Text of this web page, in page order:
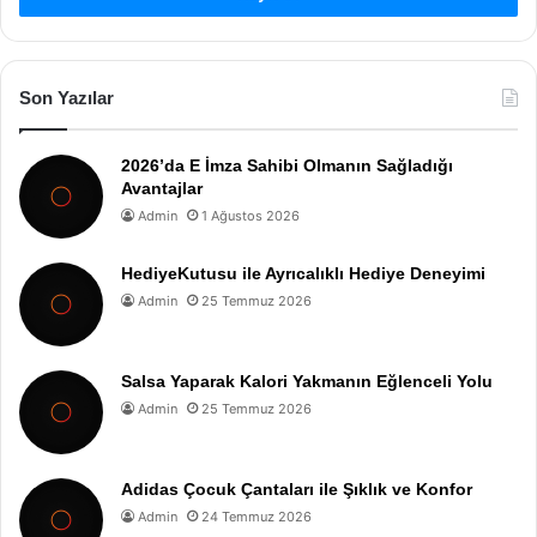
Son Yazılar
2026’da E İmza Sahibi Olmanın Sağladığı
Avantajlar
Admin 1 Ağustos 2026
HediyeKutusu ile Ayrıcalıklı Hediye Deneyimi
Admin 25 Temmuz 2026
Salsa Yaparak Kalori Yakmanın Eğlenceli Yolu
Admin 25 Temmuz 2026
Adidas Çocuk Çantaları ile Şıklık ve Konfor
Admin 24 Temmuz 2026